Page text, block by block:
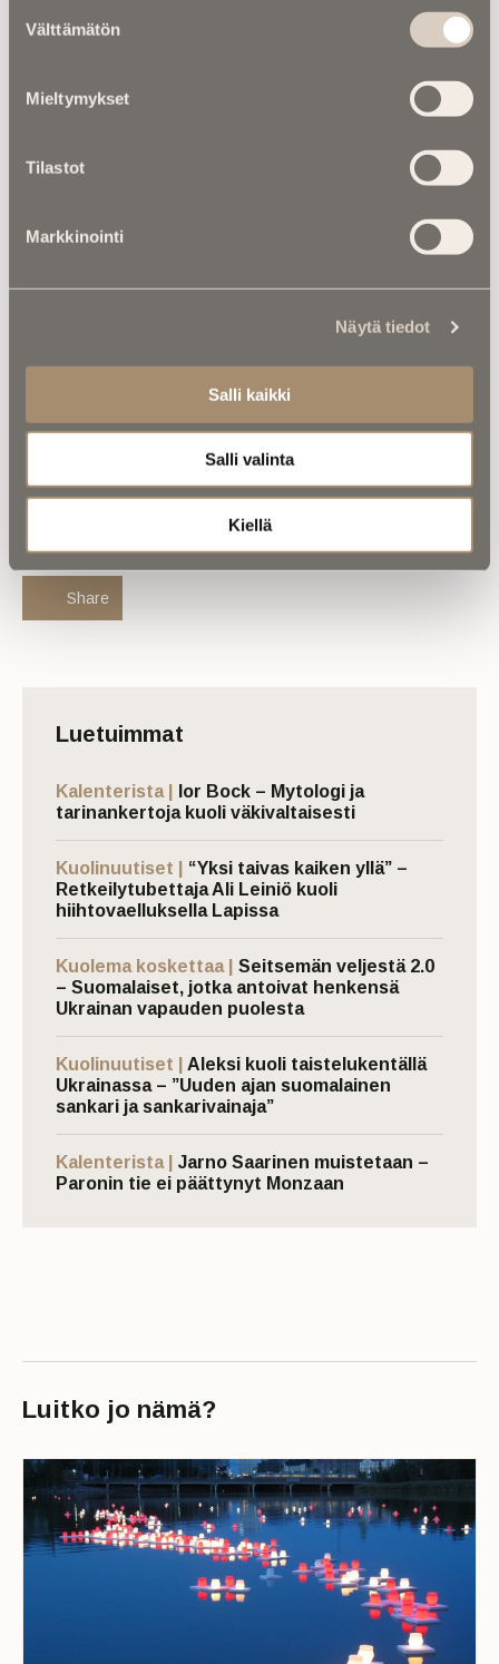
valinta
Välttämätön
Mieltymykset
Tilastot
Markkinointi
Näytä tiedot
Salli kaikki
Salli valinta
Kiellä
“Hautaoikeuden haltijasta ja siitä keitä hautaan
vuoden kuluessa haudan luovutuspäivästä tai jos
muuttumisen johdosta noudattaa, hautaoikeuden
haltijaksi tulee vainajan leski tai, milloin leskeä ei
hautaan haudatun vainajan lähimmät perilliset.
haltijasta on ilmoitettava hautaustoimesta
Jaa uutinen:
Share
Luetuimmat
Kalenterista |
Ior Bock – Mytologi ja
tarinankertoja kuoli väkivaltaisesti
Kuolinuutiset |
“Yksi taivas kaiken yllä” –
Retkeilytubettaja Ali Leiniö kuoli
hiihtovaelluksella Lapissa
Kuolema koskettaa |
Seitsemän veljestä 2.0
– Suomalaiset, jotka antoivat henkensä
Ukrainan vapauden puolesta
Kuolinuutiset |
Aleksi kuoli taistelukentällä
Ukrainassa – ”Uuden ajan suomalainen
sankari ja sankarivainaja”
Kalenterista |
Jarno Saarinen muistetaan –
Paronin tie ei päättynyt Monzaan
Luitko jo nämä?